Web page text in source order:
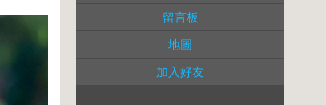
留言板
地圖
加入好友